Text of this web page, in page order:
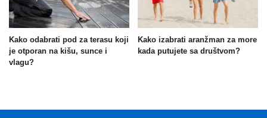
Kako odabrati pod za terasu koji
je otporan na kišu, sunce i
vlagu?
Kako izabrati aranžman za more
kada putujete sa društvom?